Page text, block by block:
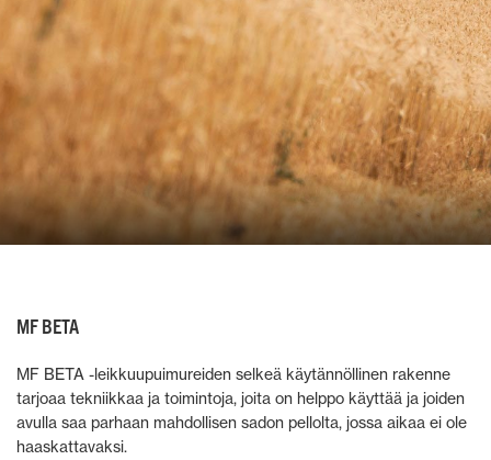
MF BETA
MF BETA -leikkuupuimureiden selkeä käytännöllinen rakenne
tarjoaa tekniikkaa ja toimintoja, joita on helppo käyttää ja joiden
avulla saa parhaan mahdollisen sadon pellolta, jossa aikaa ei ole
haaskattavaksi.